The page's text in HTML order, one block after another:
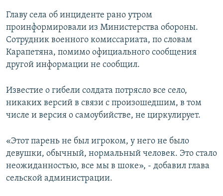
Главу села об инциденте рано утром
проинформировали из Министерства обороны.
Сотрудник военного комиссариата, по словам
Карапетяна, помимо официального сообщения
другой информации не сообщил.
Известие о гибели солдата потрясло все село,
никаких версий в связи с произошедшим, в том
числе и версия о самоубийстве, не циркулирует.
«Этот парень не был игроком, у него не было
девушки, обычный, нормальный человек. Это стало
неожиданностью, все мы в шоке», - добавил глава
сельской администрации.